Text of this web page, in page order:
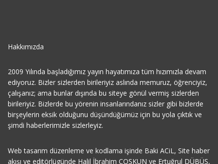
Hakkımızda
2009 Yılında başladığımız yayın hayatımıza tüm hızımızla devam
ediyoruz. Bizler sizlerden birileriyiz aslında memuruz, öğrenciyiz,
çalışanız; ama bunlar dışında bu siteye gönül vermiş sizlerden
birileriyiz. Bizlerde bu yörenin insanlarındanız sizler gibi bizlerde
birşeylerin eksik olduğunu düşündüğümüz için bu yola çıktık ve
şimdi haberlerimizle sizlerleyiz.
Web tasarım düzenleme ve kodlama işinde Baki ACiL, Site haber
akışı ve editörlügünde Halil İbrahim COŞKUN ve Ertuğrul DÜBÜŞ,